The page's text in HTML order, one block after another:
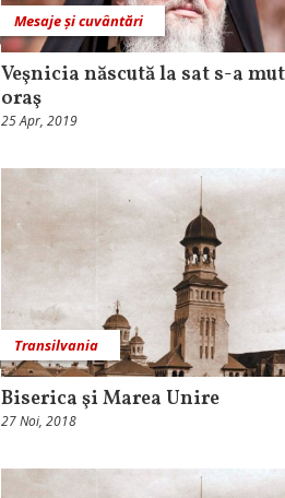
Mesaje și cuvântări
Veşnicia născută la sat s-a
oraş
25 Apr, 2019
Transilvania
Biserica şi Marea Unire
27 Noi, 2018